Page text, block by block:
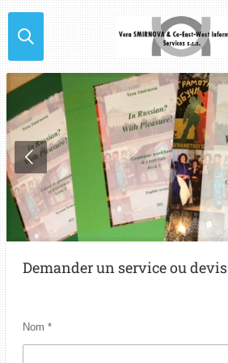
Passer
au
contenu
principal
Demander un service ou devis
Nom *